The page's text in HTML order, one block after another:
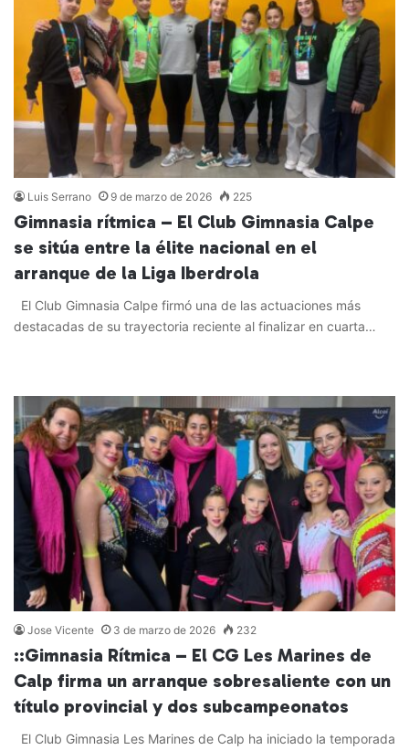
Luis Serrano 9 de marzo de 2026 225
Gimnasia rítmica – El Club Gimnasia Calpe
se sitúa entre la élite nacional en el
arranque de la Liga Iberdrola
El Club Gimnasia Calpe firmó una de las actuaciones más
destacadas de su trayectoria reciente al finalizar en cuarta…
Jose Vicente 3 de marzo de 2026 232
::Gimnasia Rítmica – El CG Les Marines de
Calp firma un arranque sobresaliente con un
título provincial y dos subcampeonatos
El Club Gimnasia Les Marines de Calp ha iniciado la temporada